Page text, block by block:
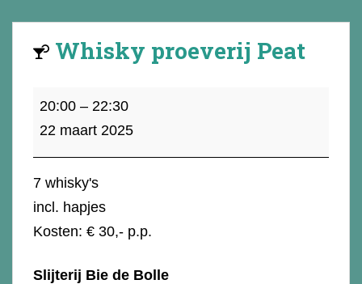
Whisky proeverij Peat
Whisky
proeverij
20:00 – 22:30
22 maart 2025
7 whisky's
incl. hapjes
Kosten: € 30,- p.p.
Slijterij Bie de Bolle